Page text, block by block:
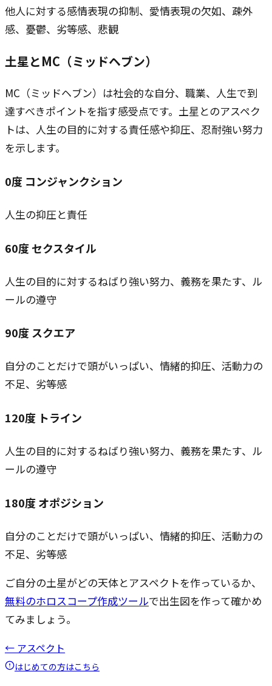
他人に対する感情表現の抑制、愛情表現の欠如、疎外
感、憂鬱、劣等感、悲観
土星とMC（ミッドヘブン）
MC（ミッドヘブン）は社会的な自分、職業、人生で到
達すべきポイントを指す感受点です。土星とのアスペク
トは、人生の目的に対する責任感や抑圧、忍耐強い努力
を示します。
0度 コンジャンクション
人生の抑圧と責任
60度セクスタイル
人生の目的に対するねばり強い努力、義務を果たす、ル
ールの遵守
90度スクエア
自分のことだけで頭がいっぱい、情緒的抑圧、活動力の
不足、劣等感
120度 トライン
人生の目的に対するねばり強い努力、義務を果たす、ル
ールの遵守
180度オポジション
自分のことだけで頭がいっぱい、情緒的抑圧、活動力の
不足、劣等感
ご自分の土星がどの天体とアスペクトを作っているか、
無料のホロスコープ作成ツールで出生図を作って確かめ
てみましょう。
← アスペクト
はじめての方はこちら